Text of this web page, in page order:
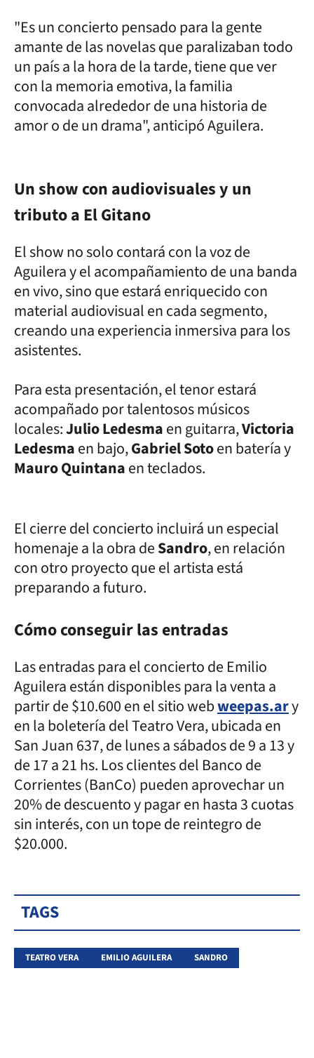
"Es un concierto pensado para la gente
amante de las novelas que paralizaban todo
un país a la hora de la tarde, tiene que ver
con la memoria emotiva, la familia
convocada alrededor de una historia de
amor o de un drama", anticipó Aguilera.
Un show con audiovisuales y un
tributo a El Gitano
El show no solo contará con la voz de
Aguilera y el acompañamiento de una banda
en vivo, sino que estará enriquecido con
material audiovisual en cada segmento,
creando una experiencia inmersiva para los
asistentes.
Para esta presentación, el tenor estará
acompañado por talentosos músicos
locales:Julio Ledesmaen guitarra,Victoria
Ledesmaen bajo,Gabriel Sotoen batería y
Mauro Quintanaen teclados.
El cierre del concierto incluirá un especial
homenaje a la obra deSandro, en relación
con otro proyecto que el artista está
preparando a futuro.
Cómo conseguir las entradas
Las entradas para el concierto de Emilio
Aguilera están disponibles para la venta a
partir de $10.600 en el sitio webweepas.ary
en la boletería del Teatro Vera, ubicada en
San Juan 637, de lunes a sábados de 9 a 13 y
de 17 a 21 hs. Los clientes del Banco de
Corrientes (BanCo) pueden aprovechar un
20% de descuento y pagar en hasta 3 cuotas
sin interés, con un tope de reintegro de
$20.000.
TAGS
TEATRO VERA EMILIO AGUILERA SANDRO